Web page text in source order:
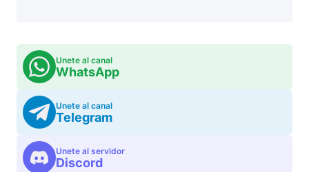
Unete al canal
WhatsApp
Unete al canal
Telegram
Unete al servidor
Discord